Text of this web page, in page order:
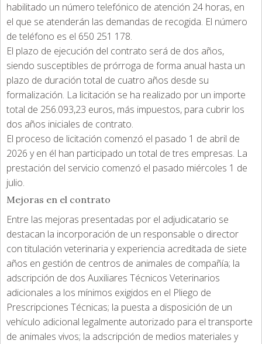
habilitado un número telefónico de atención 24 horas, en
el que se atenderán las demandas de recogida. El número
de teléfono es el 650 251 178.
El plazo de ejecución del contrato será de dos años,
siendo susceptibles de prórroga de forma anual hasta un
plazo de duración total de cuatro años desde su
formalización. La licitación se ha realizado por un importe
total de 256.093,23 euros, más impuestos, para cubrir los
dos años iniciales de contrato.
El proceso de licitación comenzó el pasado 1 de abril de
2026 y en él han participado un total de tres empresas. La
prestación del servicio comenzó el pasado miércoles 1 de
julio.
Mejoras en el contrato
Entre las mejoras presentadas por el adjudicatario se
destacan la incorporación de un responsable o director
con titulación veterinaria y experiencia acreditada de siete
años en gestión de centros de animales de compañía; la
adscripción de dos Auxiliares Técnicos Veterinarios
adicionales a los mínimos exigidos en el Pliego de
Prescripciones Técnicas; la puesta a disposición de un
vehículo adicional legalmente autorizado para el transporte
de animales vivos; la adscripción de medios materiales y